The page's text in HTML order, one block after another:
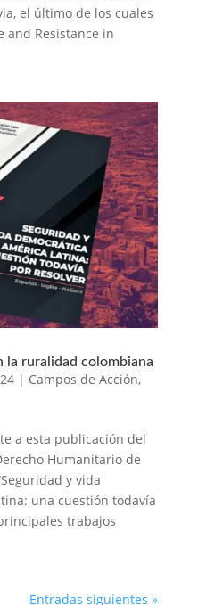
el último de los cuales
and Resistance in
la ruralidad colombiana
| Campos de Acción,
a esta publicación del
Humanitario de
y vida
una cuestión todavía
trabajos
Entradas siguientes »